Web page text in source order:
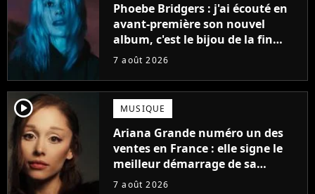
Phoebe Bridgers : j'ai écouté en
avant-première son nouvel
album, c'est le bijou de la fin
d'été
7 août 2026
player2 MUSIQUE
Ariana Grande numéro un des
ventes en France : elle signe le
meilleur démarrage de sa
carrière avec son album Petal
7 août 2026